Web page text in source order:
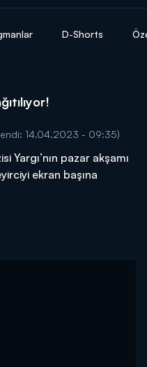
D-Shorts
14.04.2023 - 09:35)
Yargı’nın pazar akşamı
ekran başına